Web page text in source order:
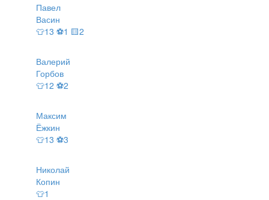
Павел
Васин
👕13 ⚽1 🟨2
Валерий
Горбов
👕12 ⚽2
Максим
Ёжкин
👕13 ⚽3
Николай
Копин
👕1